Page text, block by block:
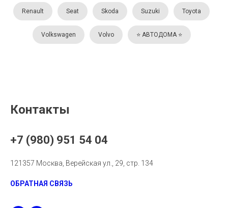
Renault Seat Skoda Suzuki Toyota
Volkswagen Volvo ⭐️ АВТОДОМА ⭐️
Контакты
+7 (980) 951 54 04
121357 Москва, Верейская ул., 29, стр. 134
ОБРАТНАЯ СВЯЗЬ